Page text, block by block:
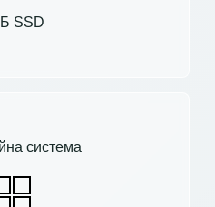
SSD
система